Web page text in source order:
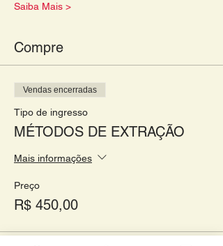
Saiba Mais >
Compre
Vendas encerradas
Tipo de ingresso
MÉTODOS DE EXTRAÇÃO
Mais informações
Preço
R$ 450,00